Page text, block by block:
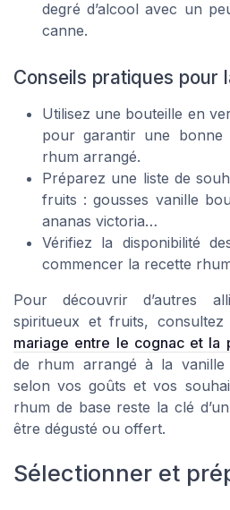
degré d’alcool avec un
canne.
Conseils pratiques pour
Utilisez une bouteille en
pour garantir une bonne
rhum arrangé.
Préparez une liste de
fruits : gousses vanille
ananas victoria…
Vérifiez la disponibilité
commencer la recette
Pour découvrir d’autres
spiritueux et fruits, consultez
mariage entre le cognac et la
de rhum arrangé à la
selon vos goûts et vos
rhum de base reste la clé
être dégusté ou offert.
Sélectionner et